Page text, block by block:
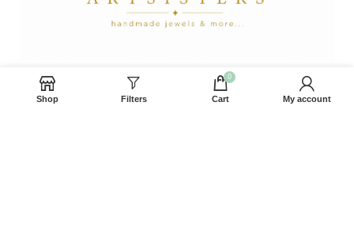
Άγιος Νικόλαος, Κρήτη
Τηλέφωνο: +30 6944 31 4445
Shop Filters
0
Cart My account